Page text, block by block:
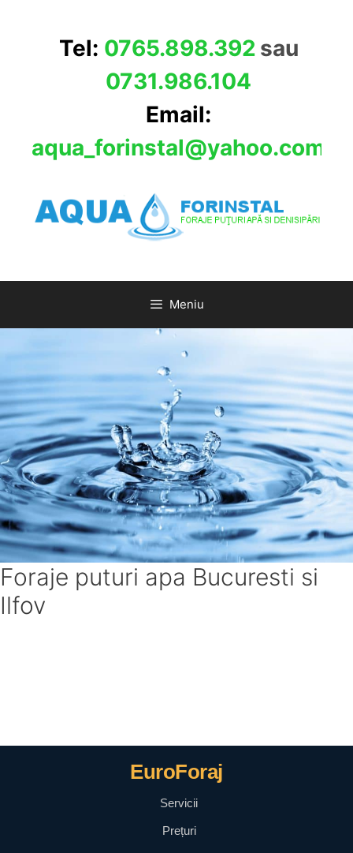
Tel: 0765.898.392 sau
0731.986.104
Email:
aqua_forinstal@yahoo.com
Meniu
Foraje puturi apa Bucuresti si
Ilfov
EuroForaj
Servicii
Prețuri